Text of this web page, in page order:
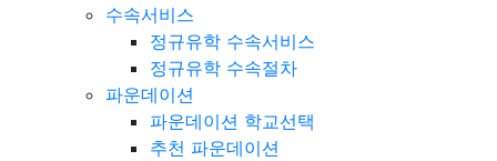
수속서비스
정규유학 수속서비스
정규유학 수속절차
파운데이션
파운데이션 학교선택
추천 파운데이션